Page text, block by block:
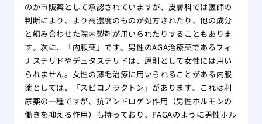
のが市販薬として承認されていますが、皮膚科では医師の
判断により、より高濃度のものが処方されたり、他の成分
と組み合わせた院内製剤が用いられたりすることもありま
す。次に、「内服薬」です。男性のAGA治療薬であるフィ
ナステリドやデュタステリドは、原則として女性には用い
られません。女性の薄毛治療に用いられることがある内服
薬としては、「スピロノラクトン」があります。これは利
尿薬の一種ですが、抗アンドロゲン作用（男性ホルモンの
働きを抑える作用）も持っており、FAGAのように男性ホル